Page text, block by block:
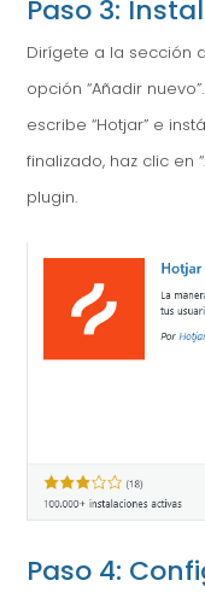
Paso 3:
Dirígete a la sección
opción “Añadir
escribe “Hotjar” e
finalizado, haz clic en
plugin.
Paso 4: